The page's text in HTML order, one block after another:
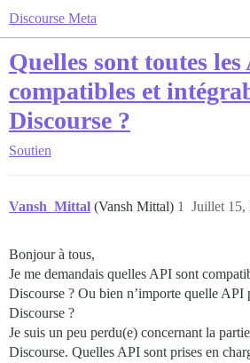
Discourse Meta
Quelles sont toutes les
compatibles et
Discourse ?
Soutien
Vansh_Mittal (Vansh Mittal) Juillet 15,
1
Bonjour à tous,
Je me demandais quelles API sont
Discourse ? Ou bien n’importe quelle API
Discourse ?
Je suis un peu perdu(e) concernant la
Discourse. Quelles API sont prises en